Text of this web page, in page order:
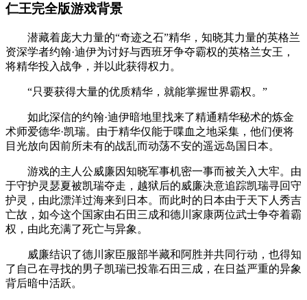
仁王完全版游戏背景
潜藏着庞大力量的“奇迹之石”精华，知晓其力量的英格兰
资深学者约翰·迪伊为讨好与西班牙争夺霸权的英格兰女王，
将精华投入战争，并以此获得权力。
“只要获得大量的优质精华，就能掌握世界霸权。”
如此深信的约翰·迪伊暗地里找来了精通精华秘术的炼金
术师爱德华·凯瑞。由于精华仅能于喋血之地采集，他们便将
目光放向因前所未有的战乱而动荡不安的遥远岛国日本。
游戏的主人公威廉因知晓军事机密一事而被关入大牢。由
于守护灵瑟夏被凯瑞夺走，越狱后的威廉决意追踪凯瑞寻回守
护灵，由此漂洋过海来到日本。而此时的日本由于天下人秀吉
亡故，如今这个国家由石田三成和德川家康两位武士争夺着霸
权，由此充满了死亡与异象。
威廉结识了德川家臣服部半藏和阿胜并共同行动，也得知
了自己在寻找的男子凯瑞已投靠石田三成，在日益严重的异象
背后暗中活跃。